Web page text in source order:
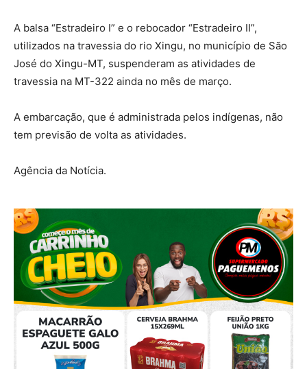
A balsa “Estradeiro I” e o rebocador “Estradeiro II”,
utilizados na travessia do rio Xingu, no município de São
José do Xingu-MT, suspenderam as atividades de
travessia na MT-322 ainda no mês de março.
A embarcação, que é administrada pelos indígenas, não
tem previsão de volta as atividades.
Agência da Notícia.